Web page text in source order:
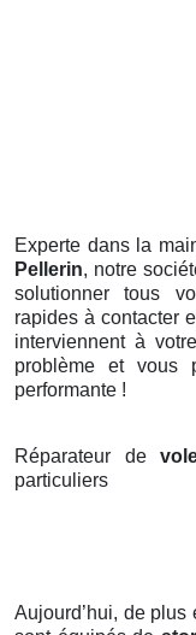
Experte dans la
Pellerin, notre
solutionner tous
rapides à contacter
interviennent à
problème et vous
performante !
Réparateur de
particuliers
Aujourd’hui, de